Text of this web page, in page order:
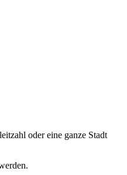
oder eine ganze Stadt